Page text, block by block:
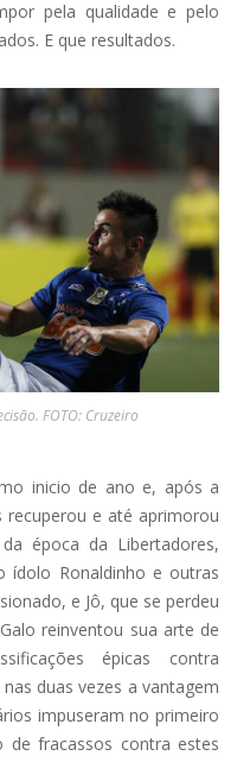
pela qualidade e pelo
E que resultados.
FOTO: Cruzeiro
inicio de ano e, após a
recuperou e até aprimorou
época da Libertadores,
ídolo Ronaldinho e outras
e Jô, que se perdeu
reinventou sua arte de
épicas contra
duas vezes a vantagem
impuseram no primeiro
fracassos contra estes